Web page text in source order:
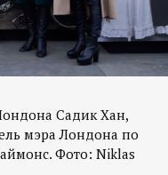
Садик Хан,
мэра Лондона по
Фото: Niklas